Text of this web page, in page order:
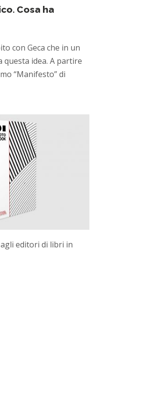
Cosa ha
con Geca che in un
idea. A partire
“Manifesto” di
editori di libri in